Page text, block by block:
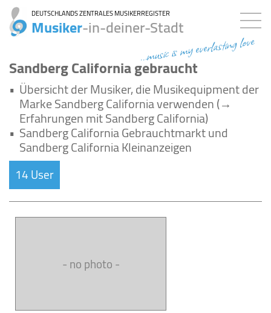
DEUTSCHLANDS ZENTRALES MUSIKERREGISTER
Musiker-in-deiner-Stadt
...music is my everlasting love
Sandberg California gebraucht
• Übersicht der Musiker, die Musikequipment der
Marke Sandberg California verwenden (→
Erfahrungen mit Sandberg California)
• Sandberg California Gebrauchtmarkt und
Sandberg California Kleinanzeigen
14 User
- no photo -